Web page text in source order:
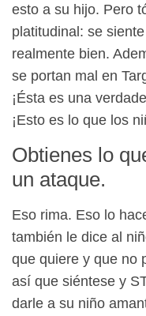
esto a su hijo. Pero
platitudinal: se
realmente bien.
se portan mal en
¡Ésta es una
¡Esto es lo que los
Obtienes lo
un ataque.
Eso rima. Eso lo
también le dice al
que quiere y que no
así que siéntese y
darle a su niño